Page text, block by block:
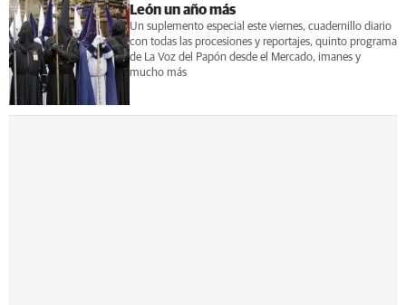
León un año más
Un suplemento especial este viernes, cuadernillo diario
con todas las procesiones y reportajes, quinto programa
de La Voz del Papón desde el Mercado, imanes y
mucho más